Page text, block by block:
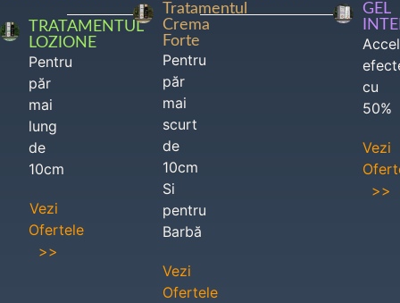
TRATAMENTUL
LOZIONE
Pentru
păr
mai
lung
de
10cm
Vezi
Ofertele
>>
Tratamentul
Crema
Forte
Pentru
păr
mai
scurt
de
10cm
Si
pentru
Barbă
Vezi
Ofertele
GEL
cu
50%
Vezi
>>